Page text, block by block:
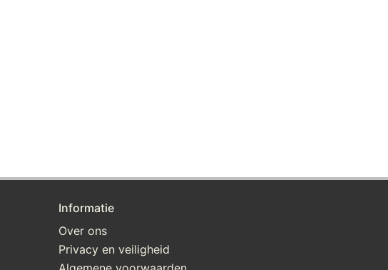
Informatie
Over ons
Privacy en veiligheid